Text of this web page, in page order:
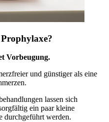
Vorbeugung.
und günstiger als eine
lassen sich
ein paar kleine
durchgeführt werden.